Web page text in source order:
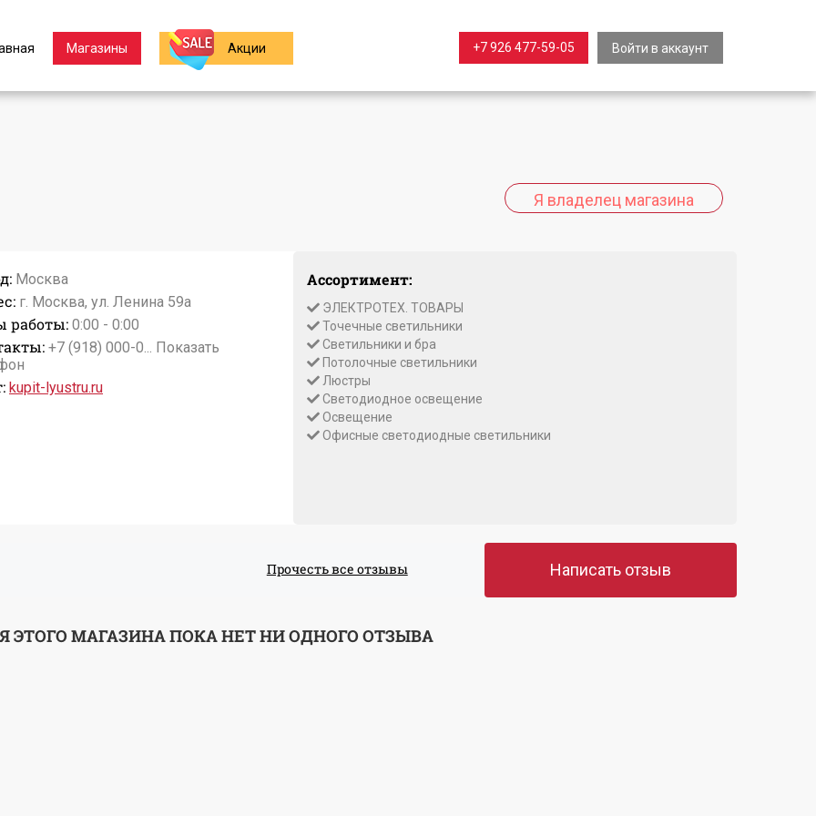
Магазины Акции Войти в аккаунт
+7 926 477-59-05
Москва
г. Москва, ул. Ленина 59а
работы: 0:00 - 0:00
+7 (918) 000-0... Показать
kupit-lyustru.ru
Ассортимент:
ЭЛЕКТРОТЕХ. ТОВАРЫ
Точечные светильники
Светильники и бра
Потолочные светильники
Люстры
Светодиодное освещение
Освещение
Офисные светодиодные светильники
Прочесть все отзывы Написать отзыв
ЭТОГО МАГАЗИНА ПОКА НЕТ НИ ОДНОГО ОТЗЫВА